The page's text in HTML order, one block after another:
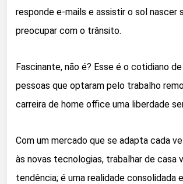
responde e-mails e assistir o sol nascer
preocupar com o trânsito.
Fascinante, não é? Esse é o cotidiano
pessoas que optaram pelo trabalho
carreira de home office uma liberdade
Com um mercado que se adapta cada
às novas tecnologias, trabalhar de casa
tendência; é uma realidade consolidada